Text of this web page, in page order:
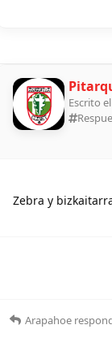
Escrito
Zebra y
Arapahoe